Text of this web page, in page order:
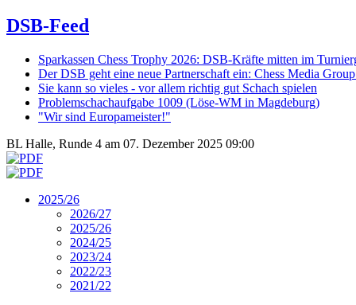
DSB-Feed
Sparkassen Chess Trophy 2026: DSB-Kräfte mitten im
Der DSB geht eine neue Partnerschaft ein: Chess Media
Sie kann so vieles - vor allem richtig gut Schach spielen
Problemschachaufgabe 1009 (Löse-WM in Magdeburg)
"Wir sind Europameister!"
BL Halle, Runde 4 am 07. Dezember 2025 09:00
2025/26
2026/27
2025/26
2024/25
2023/24
2022/23
2021/22